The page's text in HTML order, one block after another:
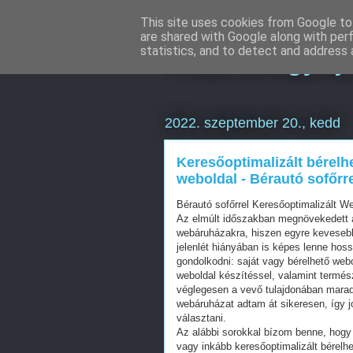
2022. szeptember 20., kedd
Keresőoptimalizált
weboldal - Bérautó
Bérautó sofőrrel Keresőoptimalizált
Az elmúlt időszakban
webáruházakra, hiszen egyre
jelenlét hiányában is képes lenne
gondolkodni: saját vagy bérelhető
weboldal készítéssel, valamint
véglegesen a vevő tulajdonában
webáruházat adtam át sikeresen, így
választani.
Az alábbi sorokkal bízom benne,
vagy inkább keresőoptimalizált
This site uses cookies from Google
are shared with Google along with
statistics, and to detect and address